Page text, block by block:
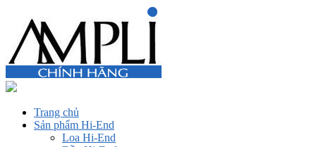
Trang chủ
Sản phẩm Hi-End
Loa Hi-End